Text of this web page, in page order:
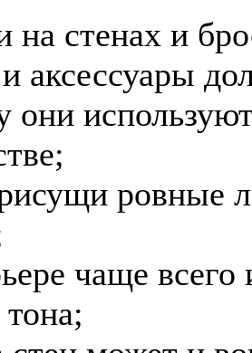
на стенах и
аксессуары
они
ровные
чаще